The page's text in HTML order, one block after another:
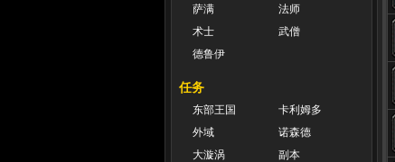
萨满
法师
术士
武僧
德鲁伊
任务
东部王国
卡利姆多
外域
诺森德
大漩涡
副本